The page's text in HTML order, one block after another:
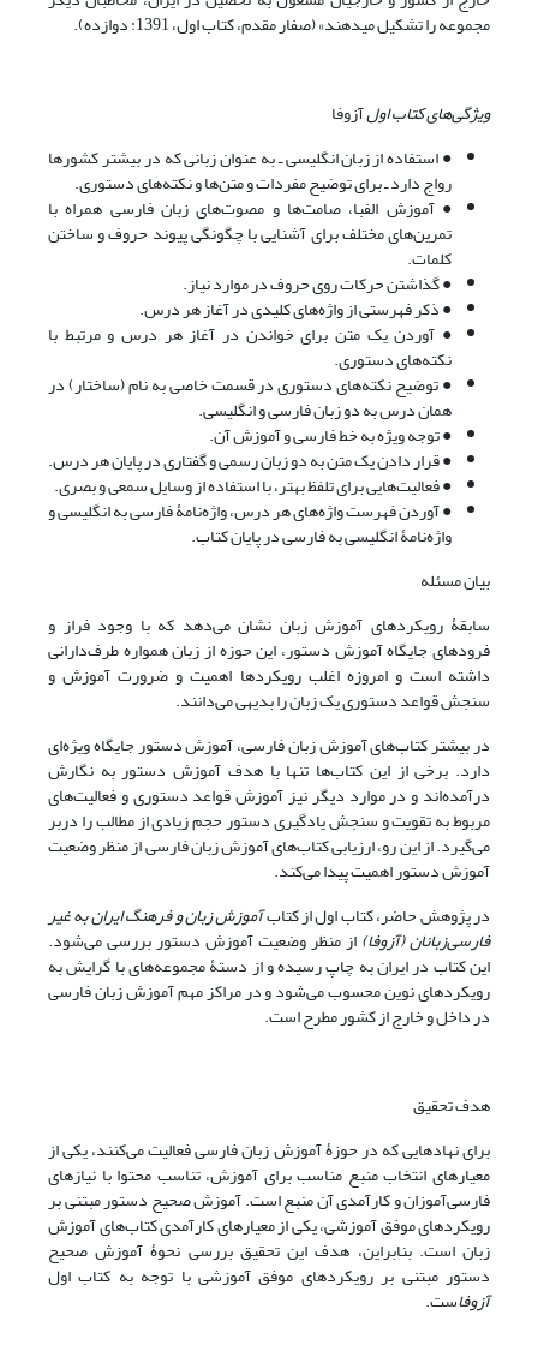
مجموعه را تشکیل می­دهند» (صفار مقدم، کتاب اول، 1391: دوازده).
ویژگی‌های کتاب اولآزوفا
● استفاده از زبان انگلیسی ـ به عنوان زبانی که در بیشتر کشورها
رواج دارد ـ برای توضیح مفردات و متن‌ها و نکته‌های دستوری.
● آموزش الفبا، صامت‌ها و مصوت‌های زبان فارسی همراه با
تمرین‌های مختلف برای آشنایی با چگونگی پیوند حروف و ساختن
کلمات.
● گذاشتن حرکات روی حروف در موارد نیاز.
● ذکر فهرستی از واژه‌های کلیدی در آغاز هر درس.
● آوردن یک متن برای خواندن در آغاز هر درس و مرتبط با
نکته‌های دستوری.
● توضیح نکته‌های دستوری در قسمت خاصی به نام (ساختار) در
همان درس به دو زبان فارسی و انگلیسی.
● توجه ویژه به خط فارسی و آموزش آن.
● قرار دادن یک متن به دو زبان رسمی و گفتاری در پایان هر درس.
● فعالیت‌هایی برای تلفظ بهتر، با استفاده از وسایل سمعی و بصری.
● آوردن فهرست واژه‌های هر درس، واژه‌نامۀ فارسی به انگلیسی و
واژه‌نامۀ انگلیسی به فارسی در پایان کتاب.
بیان مسئله
سابقۀ رویکردهای آموزش زبان نشان می‌دهد که با وجود فراز و
فرودهای جایگاه آموزش دستور، این حوزه از زبان همواره طرف‌دارانی
داشته است و امروزه اغلب رویکردها اهمیت و ضرورت آموزش و
سنجش قواعد دستوری یک زبان را بدیهی می‌دانند.
در بیشتر کتاب‌های آموزش زبان فارسی، آموزش دستور جایگاه ویژه‌ای
دارد. برخی از این کتاب‌ها تنها با هدف آموزش دستور به نگارش
درآمده‌اند و در موارد دیگر نیز آموزش قواعد دستوری و فعالیت‌های
مربوط به تقویت و سنجش یادگیری دستور حجم زیادی از مطالب را دربر
می‌گیرد. از این رو، ارزیابی کتاب‌های آموزش زبان فارسی از منظر وضعیت
آموزش دستور اهمیت پیدا می‌کند.
در پژوهش حاضر، کتاب اول از کتابآموزش زبان و فرهنگ ایران به غیر
فارسی‌زبانان (آزوفا)از منظر وضعیت آموزش دستور بررسی می‌شود.
این کتاب در ایران به چاپ رسیده و از دستۀ مجموعه‌های با گرایش به
رویکردهای نوین محسوب می‌شود و در مراکز مهم آموزش زبان فارسی
در داخل و خارج از کشور مطرح است.
هدف تحقیق
برای نهادهایی که در حوزۀ آموزش زبان فارسی فعالیت می‌کنند، یکی از
معیارهای انتخاب منبع مناسب برای آموزش، تناسب محتوا با نیازهای
فارسی‌آموزان و کارآمدی آن منبع است. آموزش صحیح دستور مبتنی بر
رویکردهای موفق آموزشی، یکی از معیارهای کارآمدی کتاب‌های آموزش
زبان است. بنابراین، هدف این تحقیق بررسی نحوۀ آموزش صحیح
دستور مبتنی بر رویکردهای موفق آموزشی با توجه به کتاب اول
آزوفاست.